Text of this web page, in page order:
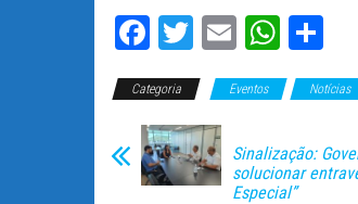
Fa
ce
bo
ok
T
wi
tt
er
E
m
ail
W
ha
ts
A
pp
o
m
pa
rti
Categoria Eventos Notícias
Sinalização:
solucionar
Especial”